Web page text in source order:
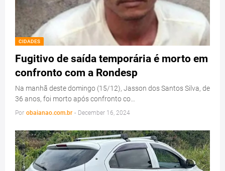
CIDADES
Fugitivo de saída temporária é morto em
confronto com a Rondesp
Na manhã deste domingo (15/12), Jasson dos Santos Silva, de
36 anos, foi morto após confronto co…
Por obaianao.com.br - December 16, 2024